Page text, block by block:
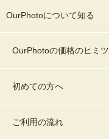
OurPhotoについて知る
OurPhotoの価格のヒミツ
初めての方へ
ご利用の流れ